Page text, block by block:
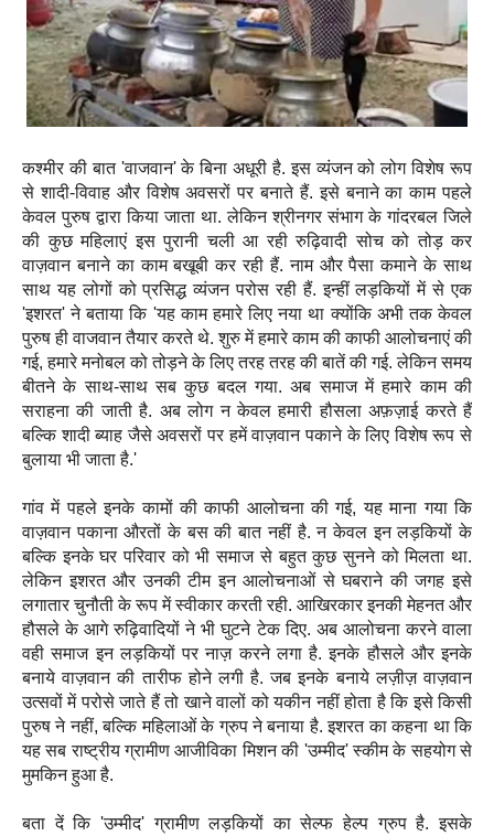
कश्मीर की बात 'वाजवान' के बिना अधूरी है. इस व्यंजन को लोग विशेष रूप
से शादी-विवाह और विशेष अवसरों पर बनाते हैं. इसे बनाने का काम पहले
केवल पुरुष द्वारा किया जाता था. लेकिन श्रीनगर संभाग के गांदरबल जिले
की कुछ महिलाएं इस पुरानी चली आ रही रुढ़िवादी सोच को तोड़ कर
वाज़वान बनाने का काम बखूबी कर रही हैं. नाम और पैसा कमाने के साथ
साथ यह लोगों को प्रसिद्ध व्यंजन परोस रही हैं. इन्हीं लड़कियों में से एक
'इशरत' ने बताया कि 'यह काम हमारे लिए नया था क्योंकि अभी तक केवल
पुरुष ही वाजवान तैयार करते थे. शुरु में हमारे काम की काफी आलोचनाएं की
गई, हमारे मनोबल को तोड़ने के लिए तरह तरह की बातें की गई. लेकिन समय
बीतने के साथ-साथ सब कुछ बदल गया. अब समाज में हमारे काम की
सराहना की जाती है. अब लोग न केवल हमारी हौसला अफ़ज़ाई करते हैं
बल्कि शादी ब्याह जैसे अवसरों पर हमें वाज़वान पकाने के लिए विशेष रूप से
बुलाया भी जाता है.'
गांव में पहले इनके कामों की काफी आलोचना की गई, यह माना गया कि
वाज़वान पकाना औरतों के बस की बात नहीं है. न केवल इन लड़कियों के
बल्कि इनके घर परिवार को भी समाज से बहुत कुछ सुनने को मिलता था.
लेकिन इशरत और उनकी टीम इन आलोचनाओं से घबराने की जगह इसे
लगातार चुनौती के रूप में स्वीकार करती रही. आखिरकार इनकी मेहनत और
हौसले के आगे रुढ़िवादियों ने भी घुटने टेक दिए. अब आलोचना करने वाला
वही समाज इन लड़कियों पर नाज़ करने लगा है. इनके हौसले और इनके
बनाये वाज़वान की तारीफ होने लगी है. जब इनके बनाये लज़ीज़ वाज़वान
उत्सवों में परोसे जाते हैं तो खाने वालों को यकीन नहीं होता है कि इसे किसी
पुरुष ने नहीं, बल्कि महिलाओं के ग्रुप ने बनाया है. इशरत का कहना था कि
यह सब राष्ट्रीय ग्रामीण आजीविका मिशन की 'उम्मीद' स्कीम के सहयोग से
मुमकिन हुआ है.
बता दें कि 'उम्मीद' ग्रामीण लड़कियों का सेल्फ हेल्प ग्रुप है. इसके